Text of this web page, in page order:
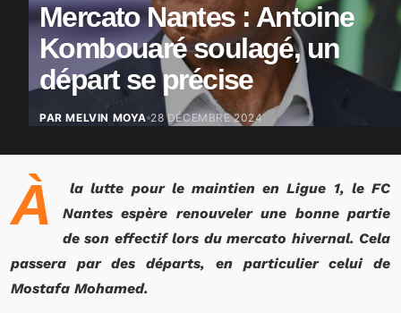
Mercato Nantes : Antoine
Kombouaré soulagé, un
départ se précise
PAR MELVIN MOYA 28 DÉCEMBRE 2024
À
la lutte pour le maintien en Ligue 1, le FC
Nantes espère renouveler une bonne partie
de son effectif lors du mercato hivernal. Cela
passera par des départs, en particulier celui de
Mostafa Mohamed.